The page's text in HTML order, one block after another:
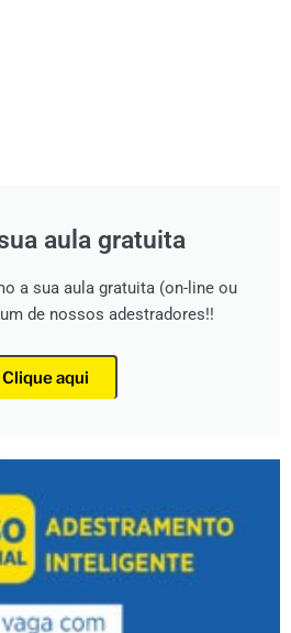
aula gratuita
a sua aula gratuita (on-line ou
de nossos adestradores!!
Clique aqui